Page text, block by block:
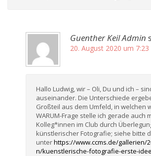
Guenther Keil Admin
20. August 2020 um 7:23
Hallo Ludwig, wir – Oli, Du und ich –
auseinander. Die Unterschiede
Großteil aus dem Umfeld, in welchen
WARUM-Frage stelle ich gerade auch
Kolleg*innen im Club durch
künstlerischer Fotografie; siehe bitte
unterhttps://www.ccms.de/gallerien/
n/kuenstlerische-fotografie-erste-